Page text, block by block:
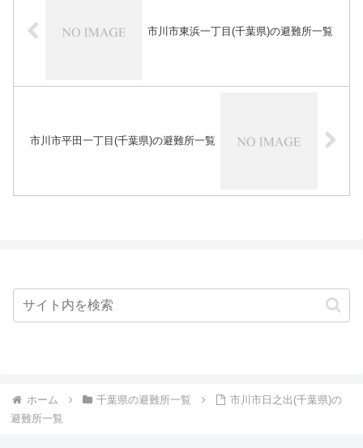
市川市東浜一丁目(千葉県)の避難所一覧
市川市平田一丁目(千葉県)の避難所一覧
ホーム 千葉県の避難所一覧
市川市日之出(千葉県)の
避難所一覧